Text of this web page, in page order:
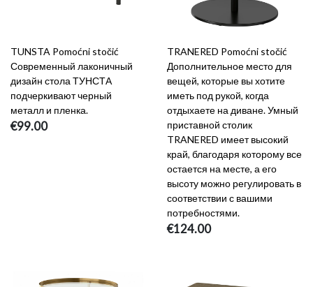
TUNSTA Pomoćni stočić
Современный лаконичный
дизайн стола ТУНСТА
подчеркивают черный
металл и пленка.
€99.00
TRANERED Pomoćni stočić
Дополнительное место для
вещей, которые вы хотите
иметь под рукой, когда
отдыхаете на диване. Умный
приставной столик
TRANERED имеет высокий
край, благодаря которому все
остается на месте, а его
высоту можно регулировать в
соответствии с вашими
потребностями.
€124.00